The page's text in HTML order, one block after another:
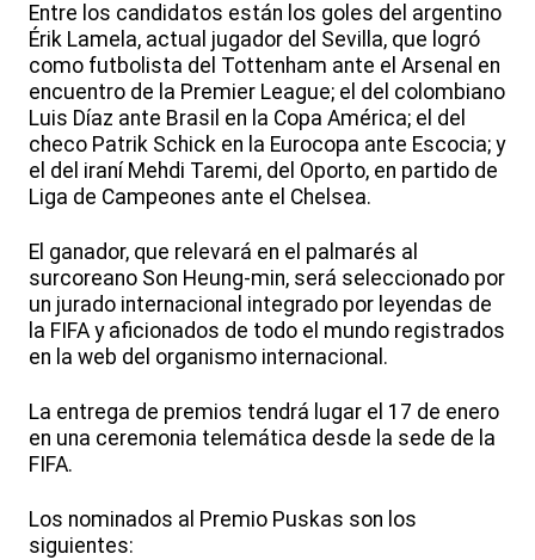
Entre los candidatos están los goles del argentino
Érik Lamela, actual jugador del Sevilla, que logró
como futbolista del Tottenham ante el Arsenal en
encuentro de la Premier League; el del colombiano
Luis Díaz ante Brasil en la Copa América; el del
checo Patrik Schick en la Eurocopa ante Escocia; y
el del iraní Mehdi Taremi, del Oporto, en partido de
Liga de Campeones ante el Chelsea.
El ganador, que relevará en el palmarés al
surcoreano Son Heung-min, será seleccionado por
un jurado internacional integrado por leyendas de
la FIFA y aficionados de todo el mundo registrados
en la web del organismo internacional.
La entrega de premios tendrá lugar el 17 de enero
en una ceremonia telemática desde la sede de la
FIFA.
Los nominados al Premio Puskas son los
siguientes: